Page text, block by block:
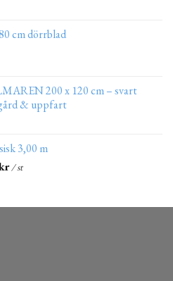
cm dörrblad
200 x 120 cm – svart
& uppfart
3,00 m
/ st